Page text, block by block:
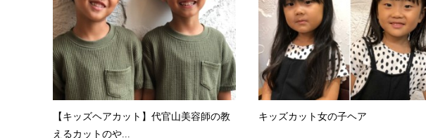
【キッズヘアカット】代官山美容師の教
えるカットのや...
キッズカット女の子ヘア